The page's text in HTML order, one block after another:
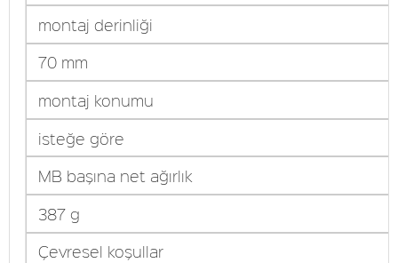
montaj derinliği
70 mm
montaj konumu
isteğe göre
MB başına net ağırlık
387 g
Çevresel koşullar